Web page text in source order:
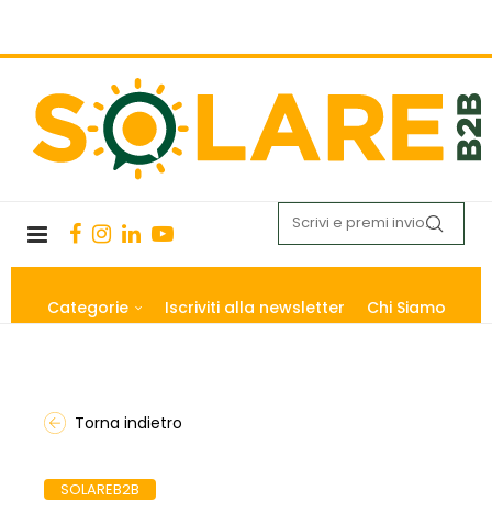
Categorie Iscriviti alla newsletter Chi Siamo
Torna indietro
SOLAREB2B